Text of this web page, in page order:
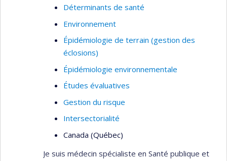
Déterminants de santé
Environnement
Épidémiologie de terrain (gestion des
éclosions)
Épidémiologie environnementale
Études évaluatives
Gestion du risque
Intersectorialité
Canada (Québec)
Je suis médecin spécialiste en Santé publique et